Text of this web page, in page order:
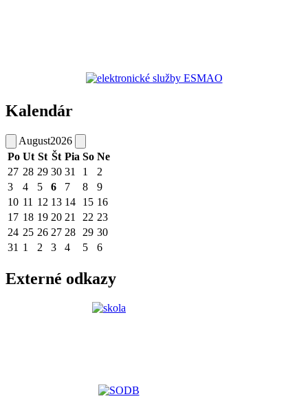
Kalendár
August2026
Po Ut St Št Pia So Ne
27 28 29 30 31 1
2
3
4 5 6 7 8
9
10 11 12 13 14 15 16
17 18 19 20 21 22 23
24 25 26 27 28 29 30
31 1 2 3 4 5 6
Externé odkazy